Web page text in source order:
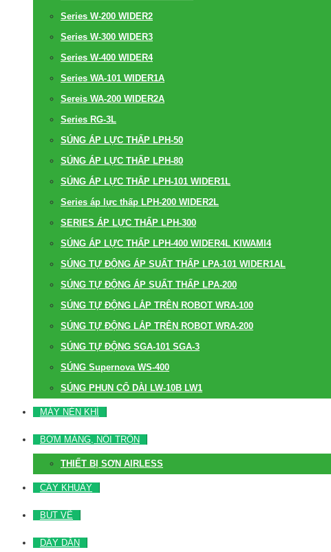
Series W-200 WIDER2
Series W-300 WIDER3
Series W-400 WIDER4
Series WA-101 WIDER1A
Sereis WA-200 WIDER2A
Series RG-3L
SÚNG ÁP LỰC THẤP LPH-50
SÚNG ÁP LỰC THẤP LPH-80
SÚNG ÁP LỰC THẤP LPH-101 WIDER1L
Series áp lực thấp LPH-200 WIDER2L
SERIES ÁP LỰC THẤP LPH-300
SÚNG ÁP LỰC THẤP LPH-400 WIDER4L KIWAMI4
SÚNG TỰ ĐỘNG ÁP SUẤT THẤP LPA-101 WIDER1AL
SÚNG TỰ ĐỘNG ÁP SUẤT THẤP LPA-200
SÚNG TỰ ĐỘNG LẮP TRÊN ROBOT WRA-100
SÚNG TỰ ĐỘNG LẮP TRÊN ROBOT WRA-200
SÚNG TỰ ĐỘNG SGA-101 SGA-3
SÚNG Supernova WS-400
SÚNG PHUN CỔ DÀI LW-10B LW1
MÁY NÉN KHÍ
BƠM MÀNG, NỒI TRỘN
THIẾT BỊ SƠN AIRLESS
CÂY KHUẤY
BÚT VẼ
DÂY DẪN